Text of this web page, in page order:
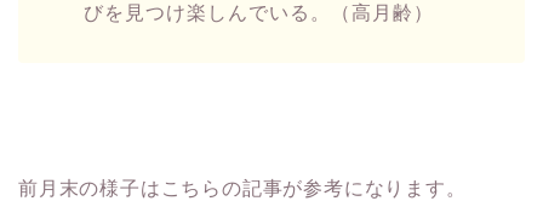
びを見つけ楽しんでいる。（高月齢）
前月末の様子はこちらの記事が参考になります。